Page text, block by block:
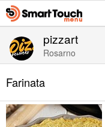
pizzart
Rosarno
Farinata